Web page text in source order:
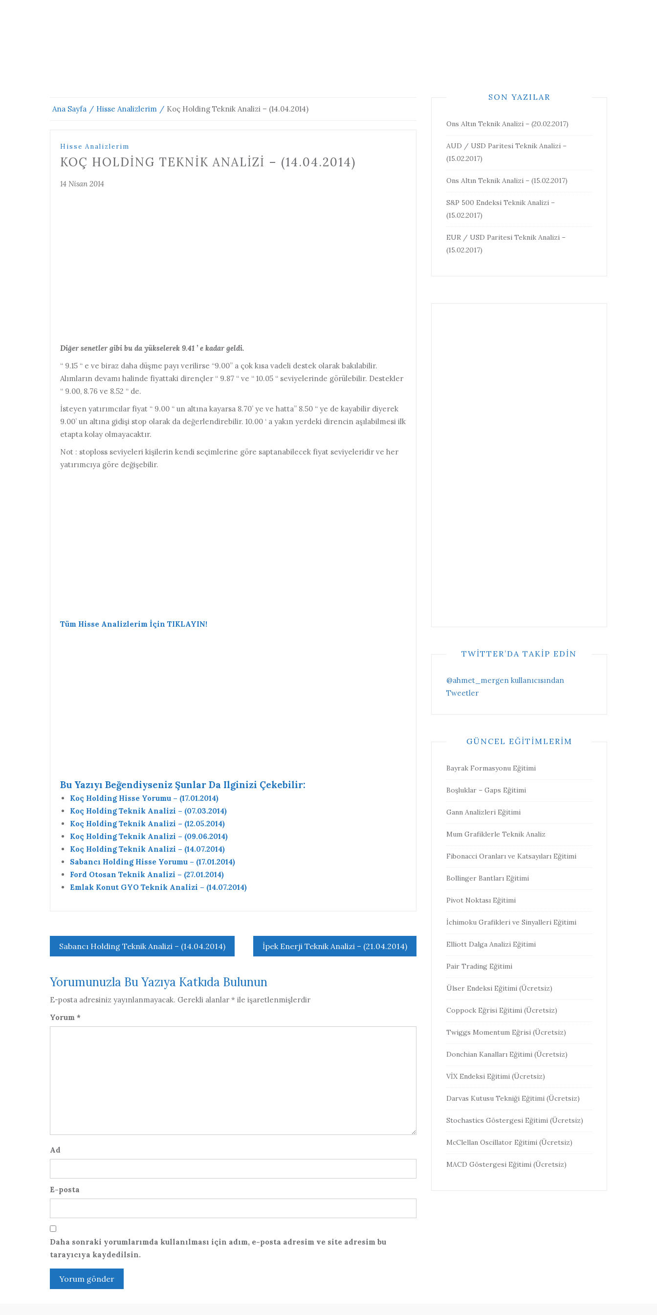
Ana Sayfa Hisse Analizlerim Koç Holding Teknik Analizi – (14.04.2014)
Hisse Analizlerim
KOÇ HOLDING TEKNIK ANALIZI – (14.04.2014)
14 Nisan 2014
Diğer senetler gibi bu da yükselerek 9.41 ’ e kadar geldi.
“ 9.15 “ e ve biraz daha düşme payı verilirse “9.00” a çok kısa vadeli destek olarak bakılabilir.
Alımların devamı halinde fiyattaki dirençler “ 9.87 “ ve “ 10.05 “ seviyelerinde görülebilir. Destekler
“ 9.00, 8.76 ve 8.52 “ de.
İsteyen yatırımcılar fiyat “ 9.00 “ un altına kayarsa 8.70’ ye ve hatta” 8.50 “ ye de kayabilir diyerek
9.00’ un altına gidişi stop olarak da değerlendirebilir. 10.00 ‘ a yakın yerdeki direncin aşılabilmesi ilk
etapta kolay olmayacaktır.
Not : stoploss seviyeleri kişilerin kendi seçimlerine göre saptanabilecek fiyat seviyeleridir ve her
yatırımcıya göre değişebilir.
Tüm Hisse Analizlerim İçin TIKLAYIN!
Bu Yazıyı Beğendiyseniz Şunlar Da Ilginizi Çekebilir:
Koç Holding Hisse Yorumu – (17.01.2014)
Koç Holding Teknik Analizi – (07.03.2014)
Koç Holding Teknik Analizi – (12.05.2014)
Koç Holding Teknik Analizi – (09.06.2014)
Koç Holding Teknik Analizi – (14.07.2014)
Sabancı Holding Hisse Yorumu – (17.01.2014)
Ford Otosan Teknik Analizi – (27.01.2014)
Emlak Konut GYO Teknik Analizi – (14.07.2014)
Yazı
gezinmesi
Sabancı Holding Teknik Analizi – (14.04.2014) İpek Enerji Teknik Analizi – (21.04.2014)
Yorumunuzla Bu Yazıya Katkıda Bulunun
E-posta adresiniz yayınlanmayacak. Gerekli alanlar * ile işaretlenmişlerdir
Yorum *
Ad
E-posta
Daha sonraki yorumlarımda kullanılması için adım, e-posta adresim ve site adresim bu
tarayıcıya kaydedilsin.
SON YAZILAR
Ons Altın Teknik Analizi – (20.02.2017)
AUD / USD Paritesi Teknik Analizi –
(15.02.2017)
Ons Altın Teknik Analizi – (15.02.2017)
S&P 500 Endeksi Teknik Analizi –
(15.02.2017)
EUR / USD Paritesi Teknik Analizi –
(15.02.2017)
TWITTER’DA TAKIP EDIN
@ahmet_mergen kullanıcısından
Tweetler
GÜNCEL EĞITIMLERIM
Bayrak Formasyonu Eğitimi
Boşluklar – Gaps Eğitimi
Gann Analizleri Eğitimi
Mum Grafiklerle Teknik Analiz
Fibonacci Oranları ve Katsayıları Eğitimi
Bollinger Bantları Eğitimi
Pivot Noktası Eğitimi
İchimoku Grafikleri ve Sinyalleri Eğitimi
Elliott Dalga Analizi Eğitimi
Pair Trading Eğitimi
Ülser Endeksi Eğitimi (Ücretsiz)
Coppock Eğrisi Eğitimi (Ücretsiz)
Twiggs Momentum Eğrisi (Ücretsiz)
Donchian Kanalları Eğitimi (Ücretsiz)
VİX Endeksi Eğitimi (Ücretsiz)
Darvas Kutusu Tekniği Eğitimi (Ücretsiz)
Stochastics Göstergesi Eğitimi (Ücretsiz)
McClellan Oscillator Eğitimi (Ücretsiz)
MACD Göstergesi Eğitimi (Ücretsiz)